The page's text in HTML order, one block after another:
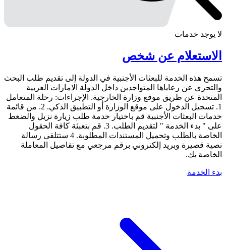
لا يوجد خدمات
الاستعلام عن شخص
تسمح هذه الخدمة للبعثات الأجنبية في الدولة إلى تقديم طلب البحث
والتحري عن رعاياها المتواجدين داخل الدولة الامارات العربية
المتحدة عن طريق موقع وزارة الخارجية. الإجراءات: رحلة المتعامل
1. تسجيل الدخول على موقع الوزارة أو التطبيق الذكي. 2. من قائمة
خدمات البعثات الأجنبية قم باختيار خدمة طلب زيارة نزيل والضغط
على " بدء الخدمة " لتقديم الطلب. 3. قم بتعبئة كافة الحقول
الخاصة بالطلب وتحميل المستندات المطلوبة. 4 ستتلقى رسالة
نصية قصيرة وبريد إلكتروني برقم مرجعي مع تفاصيل المعاملة
الخاصة بك.
بدء الخدمة